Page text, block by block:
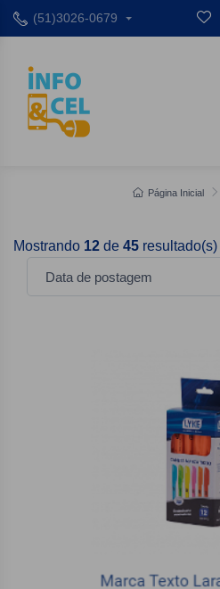
(51)3026-0679
Página Inicial
Mostrando 12 de 45 resultado(s)